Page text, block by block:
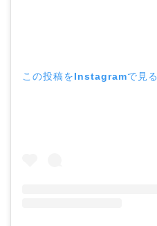
この投稿をInstagramで見る